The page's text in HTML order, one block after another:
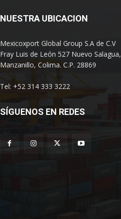
NUESTRA UBICACION
Mexicoxport Global Group S.A de C.V
Fray Luis de León 527 Nuevo Salagua,
Manzanillo, Colima. C.P. 28869
Tel: +52 314 333 3222
SÍGUENOS EN REDES